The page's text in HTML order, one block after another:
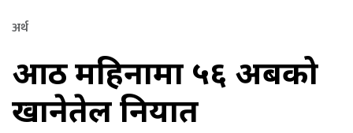
अर्थ
आठ महिनामा ५६ अर्बको
खानेतेल निर्यात